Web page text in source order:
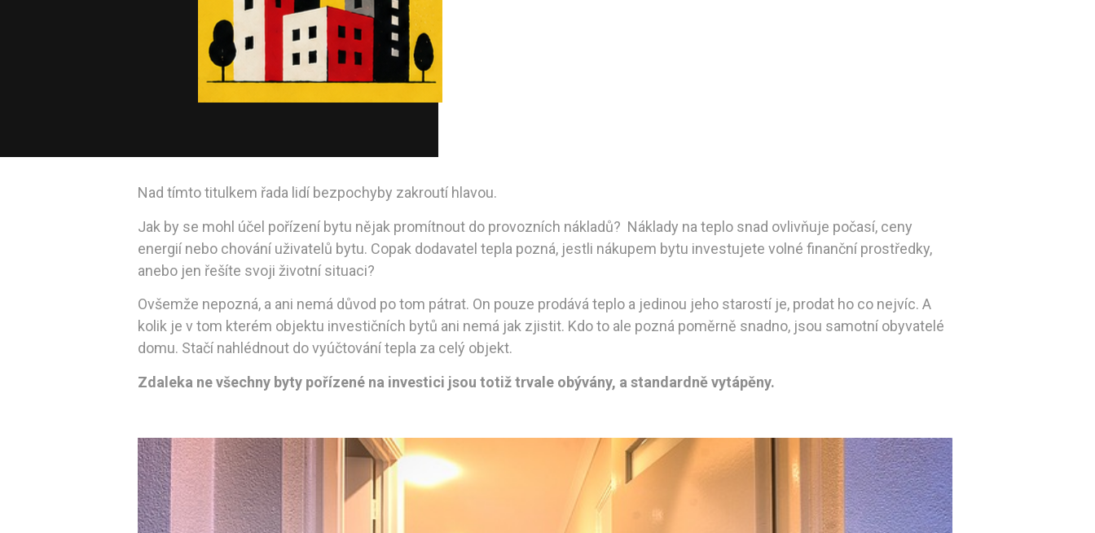
pro spravedlivé rozúčtování tepla
Nad tímto titulkem řada lidí bezpochyby zakroutí hlavou.
Jak by se mohl účel pořízení bytu nějak promítnout do provozních nákladů? Náklady na teplo snad ovlivňuje počasí, ceny
energií nebo chování uživatelů bytu. Copak dodavatel tepla pozná, jestli nákupem bytu investujete volné finanční prostředky,
anebo jen řešíte svoji životní situaci?
Ovšemže nepozná, a ani nemá důvod po tom pátrat. On pouze prodává teplo a jedinou jeho starostí je, prodat ho co nejvíc. A
kolik je v tom kterém objektu investičních bytů ani nemá jak zjistit. Kdo to ale pozná poměrně snadno, jsou samotní obyvatelé
domu. Stačí nahlédnout do vyúčtování tepla za celý objekt.
Zdaleka ne všechny byty pořízené na investici jsou totiž trvale obývány, a standardně vytápěny.